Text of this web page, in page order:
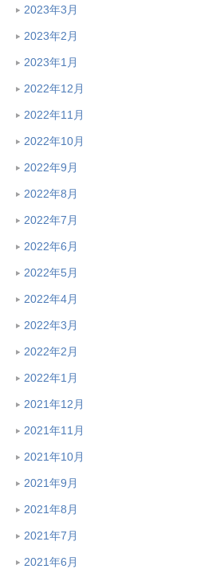
2023年3月
2023年2月
2023年1月
2022年12月
2022年11月
2022年10月
2022年9月
2022年8月
2022年7月
2022年6月
2022年5月
2022年4月
2022年3月
2022年2月
2022年1月
2021年12月
2021年11月
2021年10月
2021年9月
2021年8月
2021年7月
2021年6月